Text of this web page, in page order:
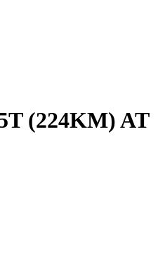
(224KM) AT